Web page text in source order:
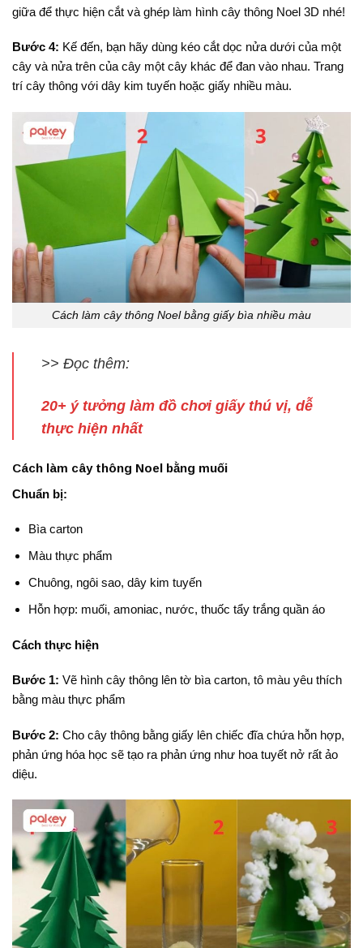
giữa để thực hiện cắt và ghép làm hình cây thông Noel 3D nhé!
Bước 4: Kế đến, bạn hãy dùng kéo cắt dọc nửa dưới của một
cây và nửa trên của cây một cây khác để đan vào nhau. Trang
trí cây thông với dây kim tuyến hoặc giấy nhiều màu.
Cách làm cây thông Noel bằng giấy bìa nhiều màu
>> Đọc thêm:
20+ ý tưởng làm đồ chơi giấy thú vị, dễ
thực hiện nhất
Cách làm cây thông Noel bằng muối
Chuẩn bị:
Bìa carton
Màu thực phẩm
Chuông, ngôi sao, dây kim tuyến
Hỗn hợp: muối, amoniac, nước, thuốc tẩy trắng quần áo
Cách thực hiện
Bước 1: Vẽ hình cây thông lên tờ bìa carton, tô màu yêu thích
bằng màu thực phẩm
Bước 2: Cho cây thông bằng giấy lên chiếc đĩa chứa hỗn hợp,
phản ứng hóa học sẽ tạo ra phản ứng như hoa tuyết nở rất ảo
diệu.